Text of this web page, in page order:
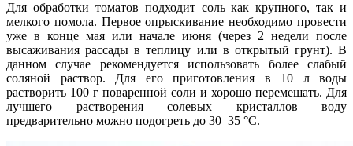
Для обработки томатов подходит соль как крупного, так и
мелкого помола. Первое опрыскивание необходимо провести
уже в конце мая или начале июня (через 2 недели после
высаживания рассады в теплицу или в открытый грунт). В
данном случае рекомендуется использовать более слабый
соляной раствор. Для его приготовления в 10 л воды
растворить 100 г поваренной соли и хорошо перемешать. Для
лучшего растворения солевых кристаллов воду
предварительно можно подогреть до 30–35 °C.